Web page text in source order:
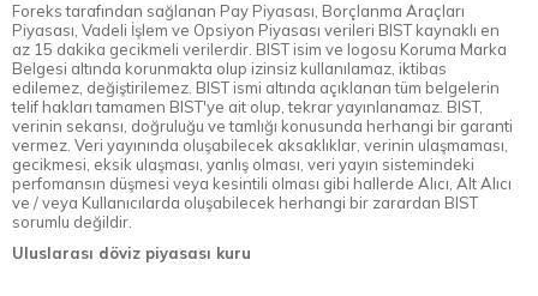
Foreks tarafından sağlanan Pay Piyasası, Borçlanma Araçları
Piyasası, Vadeli İşlem ve Opsiyon Piyasası verileri BIST kaynaklı en
az 15 dakika gecikmeli verilerdir. BIST isim ve logosu Koruma Marka
Belgesi altında korunmakta olup izinsiz kullanılamaz, iktibas
edilemez, değiştirilemez. BIST ismi altında açıklanan tüm belgelerin
telif hakları tamamen BIST'ye ait olup, tekrar yayınlanamaz. BIST,
verinin sekansı, doğruluğu ve tamlığı konusunda herhangi bir garanti
vermez. Veri yayınında oluşabilecek aksaklıklar, verinin ulaşmaması,
gecikmesi, eksik ulaşması, yanlış olması, veri yayın sistemindeki
perfomansın düşmesi veya kesintili olması gibi hallerde Alıcı, Alt Alıcı
ve / veya Kullanıcılarda oluşabilecek herhangi bir zarardan BIST
sorumlu değildir.
Uluslarası döviz piyasası kuru